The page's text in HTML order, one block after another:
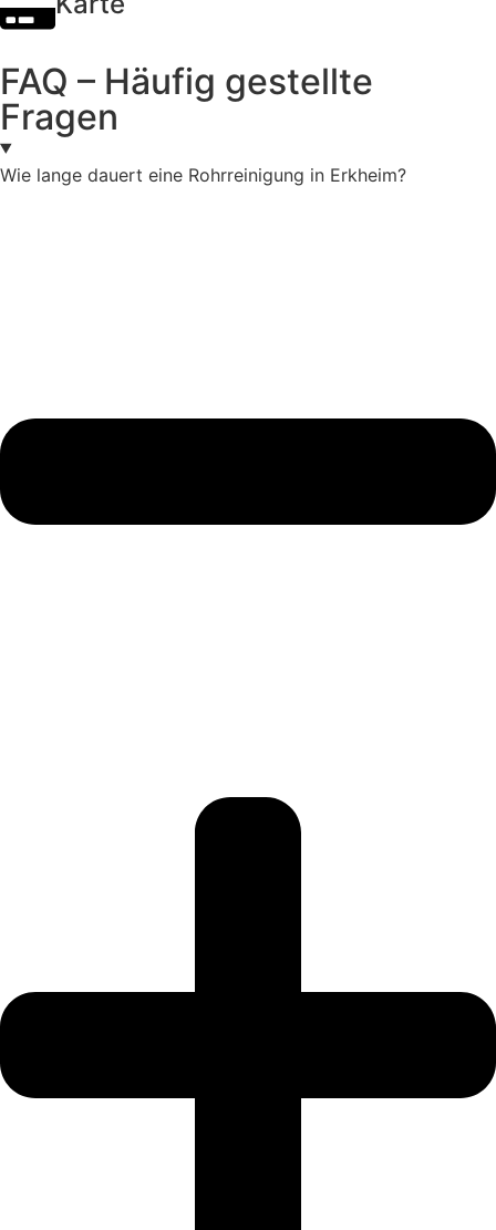
FAQ – Häufig gestellte
Fragen
Wie lange dauert eine Rohrreinigung in Erkheim?